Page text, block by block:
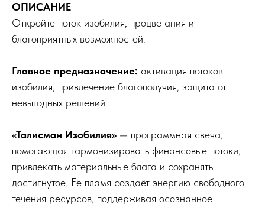
ОПИСАНИЕ
Откройте поток изобилия, процветания и
благоприятных возможностей.
Главное предназначение: активация потоков
изобилия, привлечение благополучия, защита от
невыгодных решений.
«Талисман Изобилия» — программная свеча,
помогающая гармонизировать финансовые потоки,
привлекать материальные блага и сохранять
достигнутое. Её пламя создаёт энергию свободного
течения ресурсов, поддерживая осознанное